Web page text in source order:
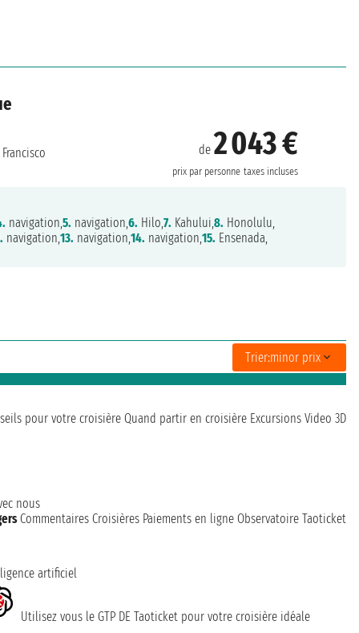
de2 043 €
prix par personne taxes incluses
navigation,5. navigation,6. Hilo,7. Kahului,8. Honolulu,
navigation,13. navigation,14. navigation,15. Ensenada,
Trier:minor prix
pour votre croisière Quand partir en croisière Excursions Video 3D
nous
Commentaires Croisières Paiements en ligne Observatoire Taoticket
artificiel
Utilisez vous le GTP DE Taoticket pour votre croisière idéale